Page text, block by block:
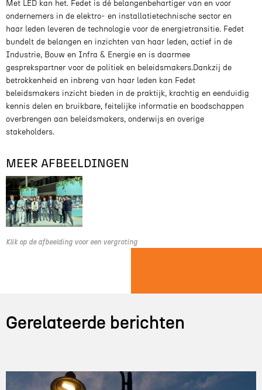
Met LED kan het. Fedet is dé belangenbehartiger van en voor
ondernemers in de elektro- en installatietechnische sector en
haar leden leveren de technologie voor de energietransitie. Fedet
bundelt de belangen en inzichten van haar leden, actief in de
Industrie, Bouw en Infra & Energie en is daarmee
gesprekspartner voor de politiek en beleidsmakers.Dankzij de
betrokkenheid en inbreng van haar leden kan Fedet
beleidsmakers inzicht bieden in de praktijk, krachtig en eenduidig
kennis delen en bruikbare, feitelijke informatie en boodschappen
overbrengen aan beleidsmakers, onderwijs en overige
stakeholders.
MEER AFBEELDINGEN
Klik op de afbeelding voor een vergroting
Gerelateerde berichten